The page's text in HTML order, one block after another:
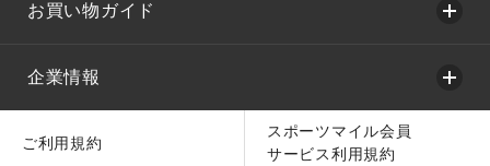
お買い物ガイド
企業情報
ご利用規約
スポーツマイル会員
サービス利用規約